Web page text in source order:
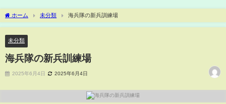
ホーム 未分類 海兵隊の新兵訓練場
未分類
海兵隊の新兵訓練場
2025年6月4日 2025年6月4日